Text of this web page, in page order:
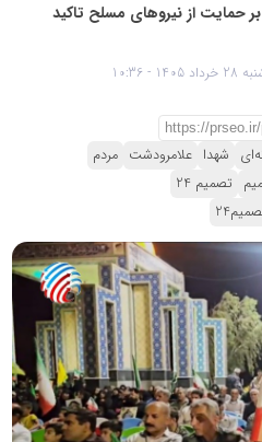
حمایت از نیروهای مسلح تاکید
- 10:36
شهدا علامرودشت مردم
تصمیم 24